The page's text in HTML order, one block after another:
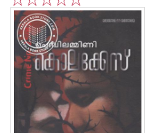
5
4
3
2
1